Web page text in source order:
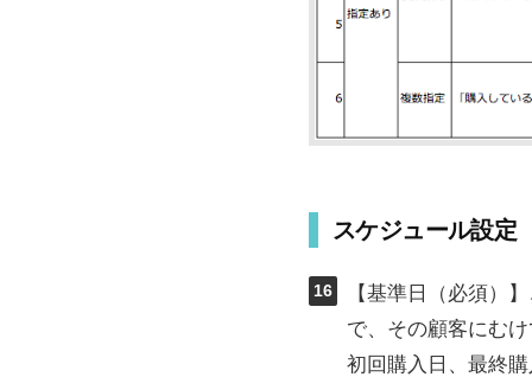
スケジュール設定
16
【基準日（必須）
で、その顧客にむ
初回購入日、最終